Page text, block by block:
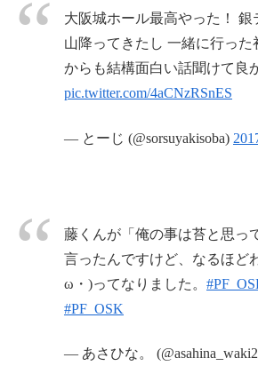
大阪城ホール最高やった！ 銀
山降ってきたし 一緒に行った
からも結構面白い話聞けて良
pic.twitter.com/4aCNzRSnES
— とーじ (@sorsuyakisoba)
藤くんが「俺の事は苔と思っ
言ったんですけど、なるほど
ω・)ってなりました。
#PF_OSK
— あさひな。